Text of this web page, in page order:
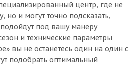
центр, где не
но и могут точно подсказать,
под вашу манеру
и технические параметры
вы не останетесь один на один с
подобрать оптимальный